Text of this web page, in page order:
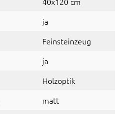
ja
Feinsteinzeug
ja
Holzoptik
matt